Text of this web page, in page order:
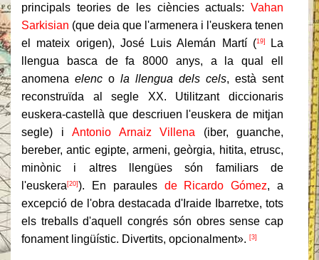
principals teories de les ciències actuals: Vahan
Sarkisian (que deia que l'armenera i l'euskera tenen
el mateix origen), José Luis Alemán Martí (19]
La
llengua basca de fa 8000 anys, a la qual ell
anomena elenc o la llengua dels cels, està sent
reconstruïda al segle XX. Utilitzant diccionaris
euskera-castellà que descriuen l'euskera de mitjan
segle) i Antonio Arnaiz Villena (iber, guanche,
bereber, antic egipte, armeni, geòrgia, hitita, etrusc,
minònic i altres llengües són familiars de
l'euskera [20] ). En paraules de Ricardo Gómez, a
excepció de l'obra destacada d'Iraide Ibarretxe, tots
els treballs d'aquell congrés són obres sense cap
fonament lingüístic. Divertits, opcionalment». [3]